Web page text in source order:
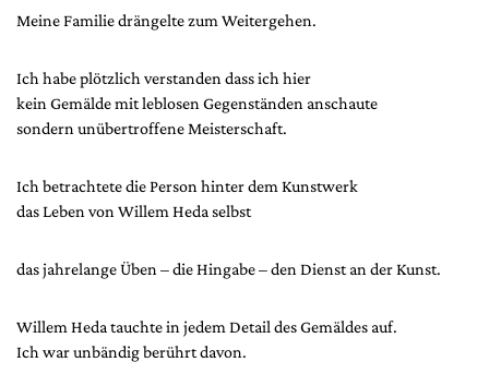
Meine Familie drängelte zum Weitergehen.
Ich habe plötzlich verstanden dass ich hier
kein Gemälde mit leblosen Gegenständen anschaute
sondern unübertroffene Meisterschaft.
Ich betrachtete die Person hinter dem Kunstwerk
das Leben von Willem Heda selbst
das jahrelange Üben – die Hingabe – den Dienst an der Kunst.
Willem Heda tauchte in jedem Detail des Gemäldes auf.
Ich war unbändig berührt davon.